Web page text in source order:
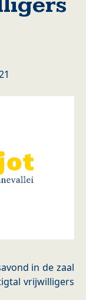
in de zaal
vrijwilligers